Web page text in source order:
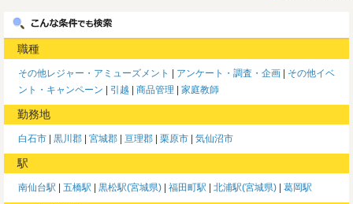
職種
その他レジャー・アミューズメント アンケート・調査・企画
その他イベ
ント・キャンペーン
引越 商品管理 家庭教師
勤務地
白石市 黒川郡 宮城郡 亘理郡 栗原市 気仙沼市
駅
南仙台駅 五橋駅 黒松駅(宮城県) 福田町駅 北浦駅(宮城県) 葛岡駅